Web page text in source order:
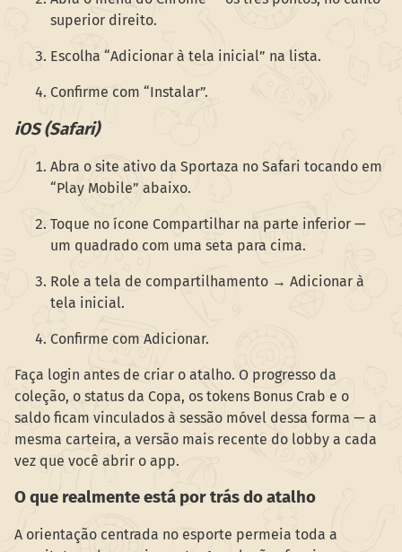
superior direito.
Escolha “Adicionar à tela inicial” na lista.
Confirme com “Instalar”.
iOS (Safari)
Abra o site ativo da Sportaza no Safari tocando em
“Play Mobile” abaixo.
Toque no ícone Compartilhar na parte inferior —
um quadrado com uma seta para cima.
Role a tela de compartilhamento → Adicionar à
tela inicial.
Confirme com Adicionar.
Faça login antes de criar o atalho. O progresso da
coleção, o status da Copa, os tokens Bonus Crab e o
saldo ficam vinculados à sessão móvel dessa forma — a
mesma carteira, a versão mais recente do lobby a cada
vez que você abrir o app.
O que realmente está por trás do atalho
A orientação centrada no esporte permeia toda a